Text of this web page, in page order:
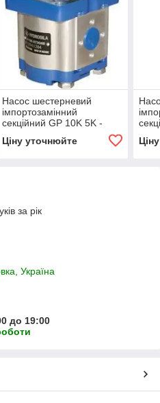
Насос шестерневий
імпортозамінний
секційний GP 10K 5K -
Ціну уточнюйте
за рік
Україна
до 19:00